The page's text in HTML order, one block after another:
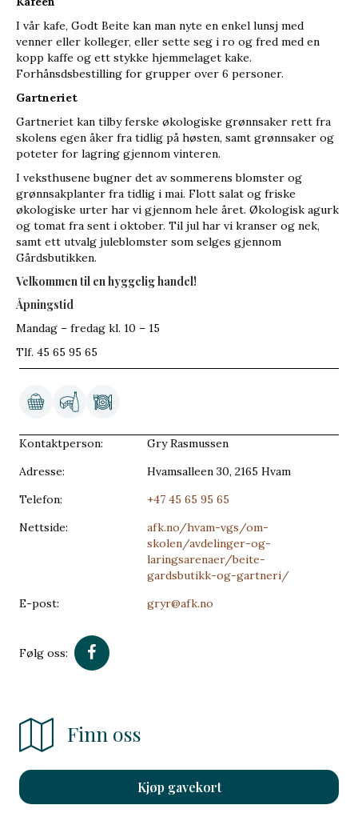
Kontaktperson:
Gry Rasmussen
Adresse:
Hvamsalleen 30, 2165 Hvam
Telefon:
+47 45 65 95 65
Nettside:
afk.no/hvam-vgs/om-
skolen/avdelinger-og-
laringsarenaer/beite-
gardsbutikk-og-gartneri/
E-post:
gryr@afk.no
Følg oss:
Finn oss
Kjøp gavekort
I vår kafe, Godt Beite kan man nyte en enkel lunsj med
venner eller kolleger, eller sette seg i ro og fred med en
kopp kaffe og ett stykke hjemmelaget kake.
Forhånsdsbestilling for grupper over 6 personer.
Gartneriet
Gartneriet kan tilby ferske økologiske grønnsaker rett fra
skolens egen åker fra tidlig på høsten, samt grønnsaker og
poteter for lagring gjennom vinteren.
I veksthusene bugner det av sommerens blomster og
grønnsakplanter fra tidlig i mai. Flott salat og friske
økologiske urter har vi gjennom hele året. Økologisk agurk
og tomat fra sent i oktober. Til jul har vi kranser og nek,
samt ett utvalg juleblomster som selges gjennom
Gårdsbutikken.
Velkommen til en hyggelig handel!
Åpningstid
Mandag – fredag kl. 10 – 15
Tlf. 45 65 95 65